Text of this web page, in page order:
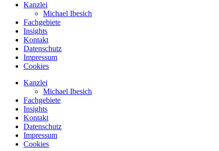
Kanzlei
Michael Ibesich
Fachgebiete
Insights
Kontakt
Datenschutz
Impressum
Cookies
Kanzlei
Michael Ibesich
Fachgebiete
Insights
Kontakt
Datenschutz
Impressum
Cookies